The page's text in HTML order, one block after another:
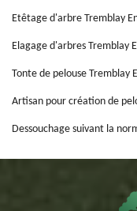
Etêtage d'arbre Tremblay
Elagage d'arbres Tremblay
Tonte de pelouse Tremblay
Artisan pour création de
Dessouchage suivant la